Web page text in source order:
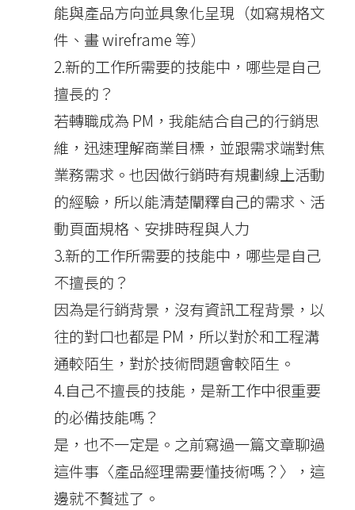
能與產品方向並具象化呈現（如寫規格文
件、畫 wireframe 等）
2.新的工作所需要的技能中，哪些是自己
擅長的？
若轉職成為 PM，我能結合自己的行銷思
維，迅速理解商業目標，並跟需求端對焦
業務需求。也因做行銷時有規劃線上活動
的經驗，所以能清楚闡釋自己的需求、活
動頁面規格、安排時程與人力
3.新的工作所需要的技能中，哪些是自己
不擅長的？
因為是行銷背景，沒有資訊工程背景，以
往的對口也都是 PM，所以對於和工程溝
通較陌生，對於技術問題會較陌生。
4.自己不擅長的技能，是新工作中很重要
的必備技能嗎？
是，也不一定是。之前寫過一篇文章聊過
這件事〈產品經理需要懂技術嗎？〉，這
邊就不贅述了。